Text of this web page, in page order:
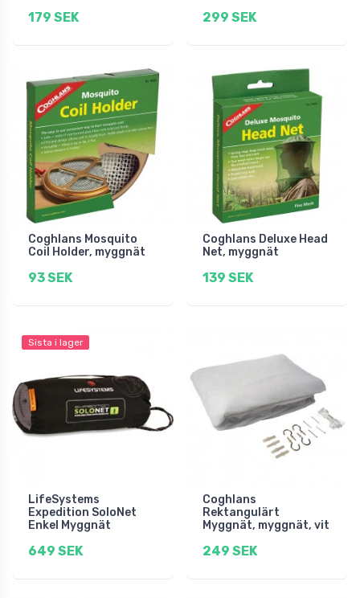
179 SEK 299 SEK
Coghlans Mosquito
Coil Holder, myggnät
93 SEK
Coghlans Deluxe Head
Net, myggnät
139 SEK
Sista i lager
LifeSystems
Expedition SoloNet
Enkel Myggnät
649 SEK
Coghlans
Rektangulärt
Myggnät, myggnät, vit
249 SEK